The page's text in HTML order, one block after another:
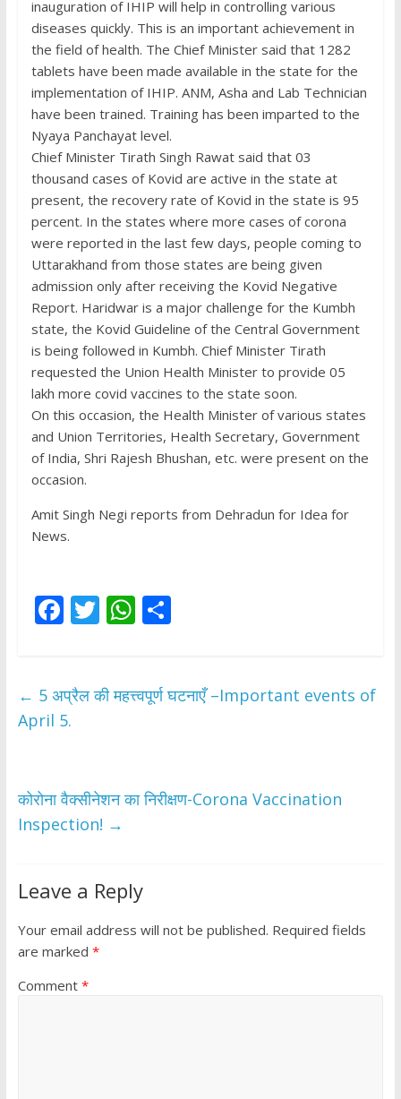
inauguration of IHIP will help in controlling various
diseases quickly. This is an important achievement in
the field of health. The Chief Minister said that 1282
tablets have been made available in the state for the
implementation of IHIP. ANM, Asha and Lab Technician
have been trained. Training has been imparted to the
Nyaya Panchayat level.
Chief Minister Tirath Singh Rawat said that 03
thousand cases of Kovid are active in the state at
present, the recovery rate of Kovid in the state is 95
percent. In the states where more cases of corona
were reported in the last few days, people coming to
Uttarakhand from those states are being given
admission only after receiving the Kovid Negative
Report. Haridwar is a major challenge for the Kumbh
state, the Kovid Guideline of the Central Government
is being followed in Kumbh. Chief Minister Tirath
requested the Union Health Minister to provide 05
lakh more covid vaccines to the state soon.
On this occasion, the Health Minister of various states
and Union Territories, Health Secretary, Government
of India, Shri Rajesh Bhushan, etc. were present on the
occasion.
Amit Singh Negi reports from Dehradun for Idea for
News.
F
b
o
k
T
er
W
s
p
S
e
← 5 अप्रैल की महत्त्वपूर्ण घटनाएँ –Important events of
April 5.
कोरोना वैक्सीनेशन का निरीक्षण-Corona Vaccination
Inspection! →
Leave a Reply
Your email address will not be published. Required fields
are marked *
Comment *